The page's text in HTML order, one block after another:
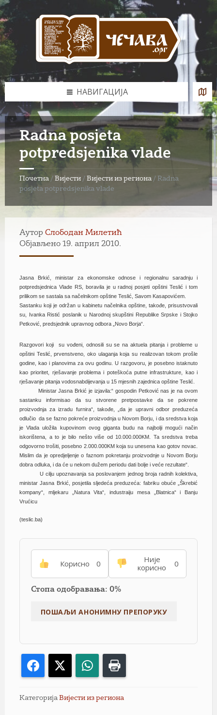
Skip
to
content
Skip
to
left
sidebar
Skip
to
footer
НАВИГАЦИЈА
Radna posjeta
potpredsjenika vlade
Почетна / Вијести / Вијести из региона / Radna
posjeta potpredsjenika vlade
Аутор Слободан Милетић
Објављено 19. април 2010.
Jasna Brkić, ministar za ekonomske odnose i regionalnu saradnju i
potpredsjednica Vlade RS, boravila je u radnoj posjeti opštini Teslić i tom
prilikom se sastala sa načelnikom opštine Teslić, Savom Kasapovićem.
Sastanku koji je održan u kabinetu načelnika opštine, takođe, prisustvovali
su, Ivanka Ristić poslanik u Narodnoj skupštini Republike Srpske i Stojko
Petković, predsjednik upravnog odbora „Novo Borja“.
Razgovori koji su vođeni, odnosili su se na aktuela pitanja i probleme u
opštini Teslić, prvenstveno, oko ulaganja koja su realizovan tokom prošle
godine, kao i planovima za ovu godinu. U razgovoru, je posebno istaknuto
kao prioritet, rješavanje problema i poteškoća putne infrastrukture, kao i
rješavanje pitanja vodosnabdijevanja u 15 mjesnih zajednica opštine Teslić.
Ministar Jasna Brkić je izjavila:“ gospodin Petković nas je na ovom
sastanku informisao da su stvorene pretpostavke da se pokrene
proizvodnja za izradu furnira“, takođe, „da je upravni odbor preduzeća
odlučio da se fazno pokreće proizvodnja u Novom Borju, i da sredstva koja
je Vlada uložila kupovinom ovog giganta budu na najbolji mogući način
iskorištena, a to je bilo nešto više od 10.000.000KM. Ta sredstva treba
odgovorno trošiti, posebno 2.000.000KM koja su unesena kao gotov novac.
Mislim da je opredjeljenje o faznom pokretanju proizvodnje u Novom Borju
dobra odluka, i da će u nekom dužem periodu dati bolje i veće rezultate“.
U cilju upoznavanja sa poslovanjem jednog broja radnih kolektiva,
ministar Jasna Brkić, posjetila sljedeća preduzeća: fabriku obuće „Škrebić
kompany“, mljekaru „Natura Vita“, industraiju mesa „Blatnica“ i Banju
Vrućicu
(teslic.ba)
Корисно 0
Није
корисно
0
Стопа одобравања: 0%
Facebook WhatsApp
Категорија Вијести из региона